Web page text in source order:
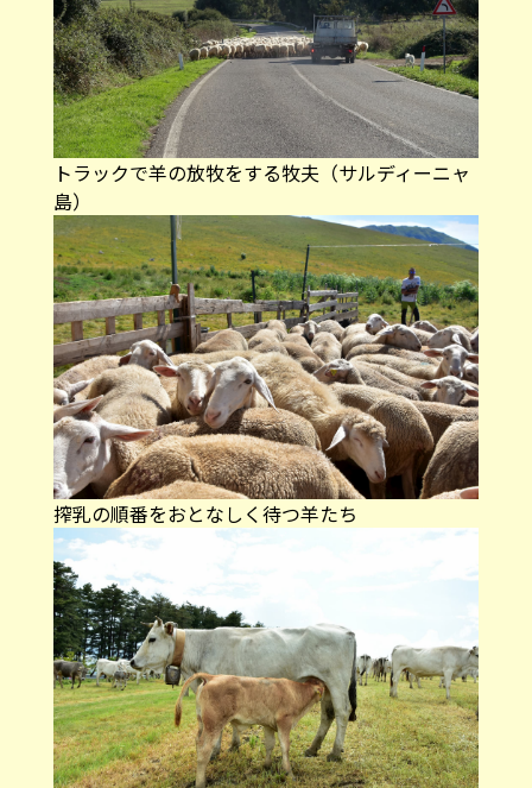
トラックで羊の放牧をする牧夫（サルディーニャ
島）
搾乳の順番をおとなしく待つ羊たち